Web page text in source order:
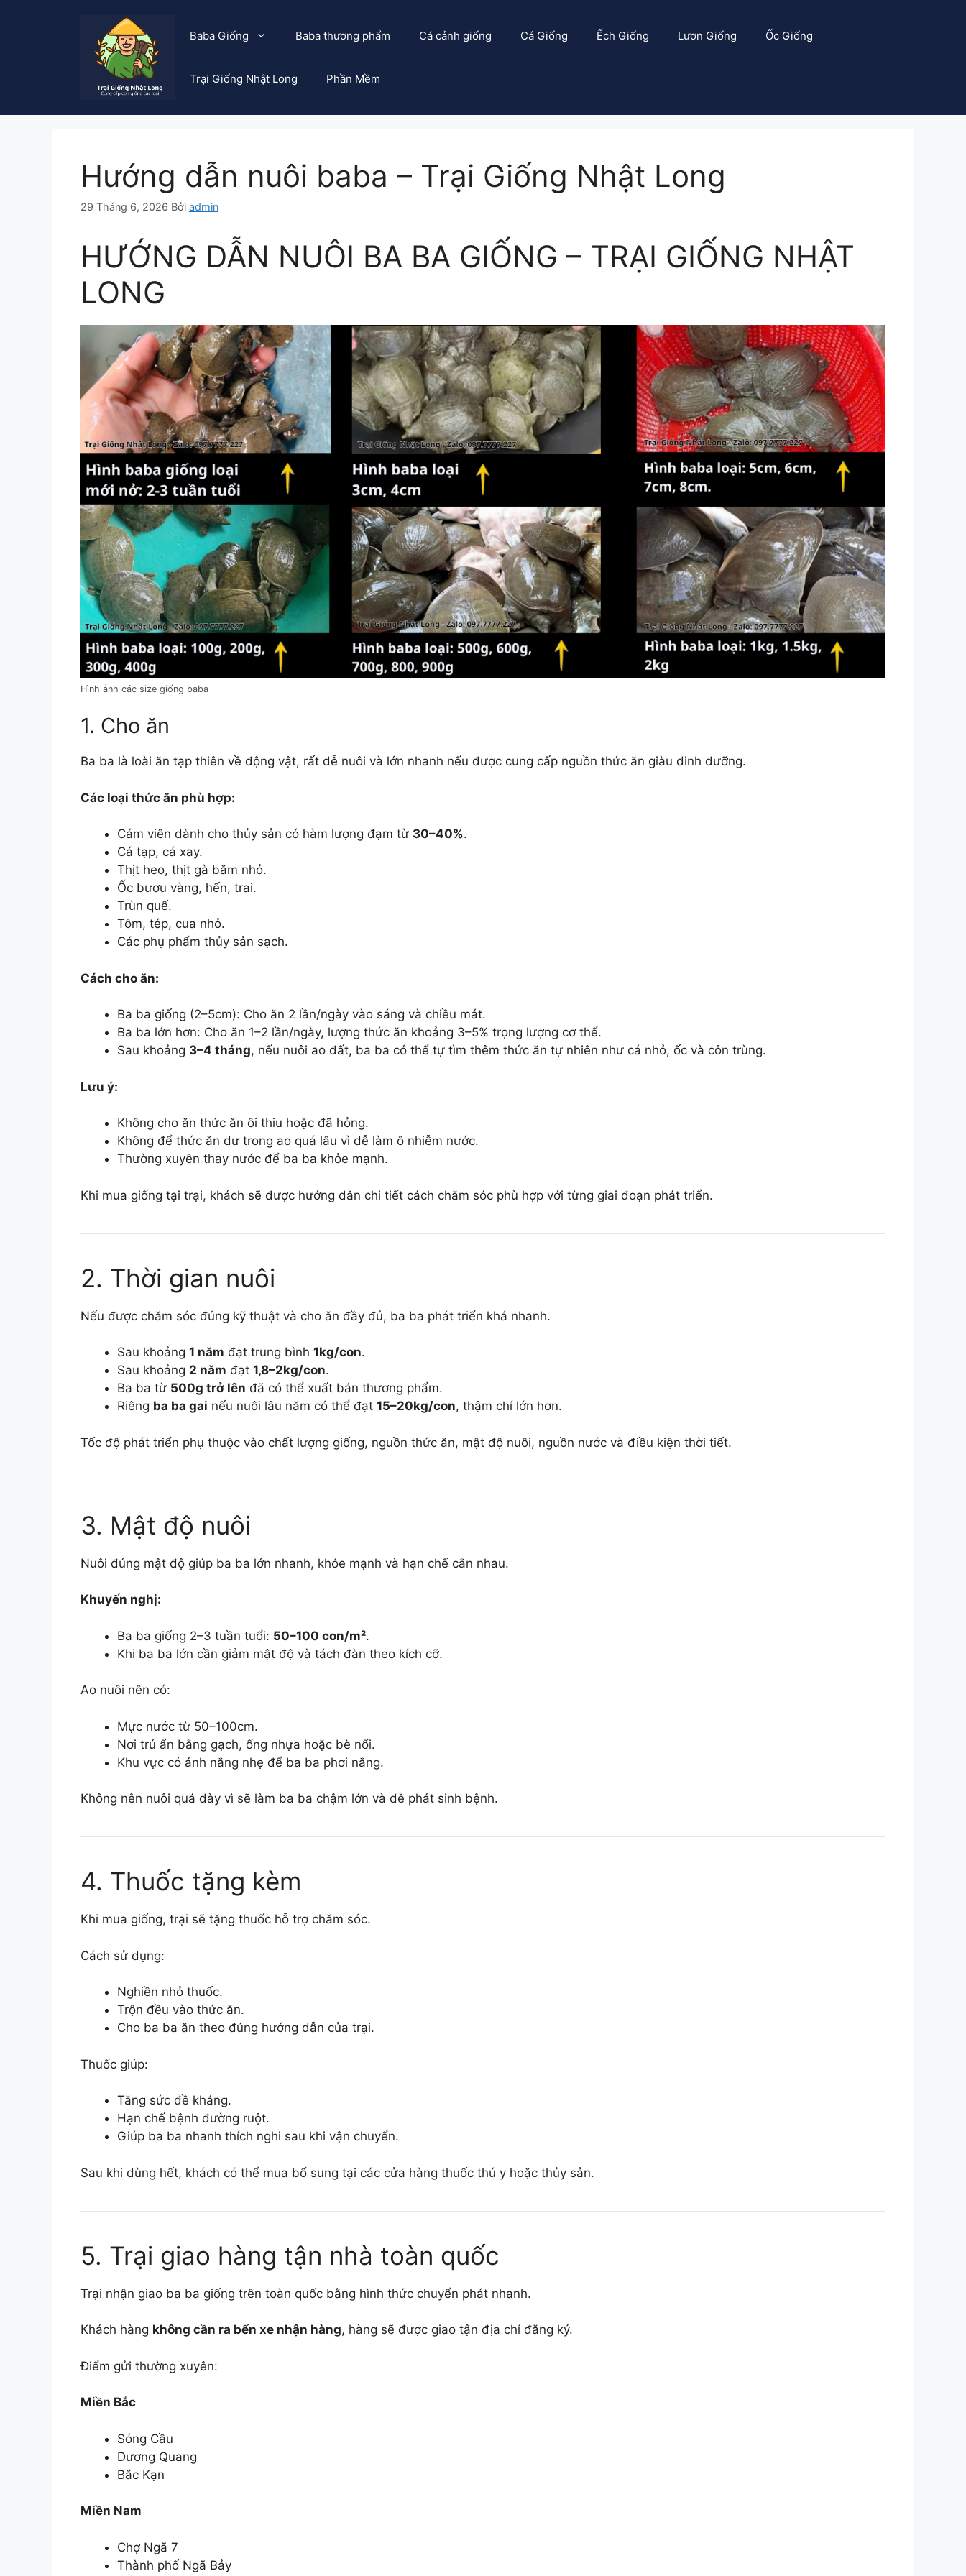
Baba Giống Baba thương phẩm Cá cảnh giống Cá Giống Ếch Giống Lươn Giống Ốc Giống
Trại Giống Nhật Long Phần Mềm
Hướng dẫn nuôi baba – Trại Giống Nhật Long
29 Tháng 6, 2026 Bởi admin
HƯỚNG DẪN NUÔI BA BA GIỐNG – TRẠI GIỐNG NHẬT
LONG
Hình ảnh các size giống baba
1. Cho ăn
Ba ba là loài ăn tạp thiên về động vật, rất dễ nuôi và lớn nhanh nếu được cung cấp nguồn thức ăn giàu dinh dưỡng.
Các loại thức ăn phù hợp:
Cám viên dành cho thủy sản có hàm lượng đạm từ 30–40%.
Cá tạp, cá xay.
Thịt heo, thịt gà băm nhỏ.
Ốc bươu vàng, hến, trai.
Trùn quế.
Tôm, tép, cua nhỏ.
Các phụ phẩm thủy sản sạch.
Cách cho ăn:
Ba ba giống (2–5cm): Cho ăn 2 lần/ngày vào sáng và chiều mát.
Ba ba lớn hơn: Cho ăn 1–2 lần/ngày, lượng thức ăn khoảng 3–5% trọng lượng cơ thể.
Sau khoảng 3–4 tháng, nếu nuôi ao đất, ba ba có thể tự tìm thêm thức ăn tự nhiên như cá nhỏ, ốc và côn trùng.
Lưu ý:
Không cho ăn thức ăn ôi thiu hoặc đã hỏng.
Không để thức ăn dư trong ao quá lâu vì dễ làm ô nhiễm nước.
Thường xuyên thay nước để ba ba khỏe mạnh.
Khi mua giống tại trại, khách sẽ được hướng dẫn chi tiết cách chăm sóc phù hợp với từng giai đoạn phát triển.
2. Thời gian nuôi
Nếu được chăm sóc đúng kỹ thuật và cho ăn đầy đủ, ba ba phát triển khá nhanh.
Sau khoảng 1 năm đạt trung bình 1kg/con.
Sau khoảng 2 năm đạt 1,8–2kg/con.
Ba ba từ 500g trở lên đã có thể xuất bán thương phẩm.
Riêng ba ba gai nếu nuôi lâu năm có thể đạt 15–20kg/con, thậm chí lớn hơn.
Tốc độ phát triển phụ thuộc vào chất lượng giống, nguồn thức ăn, mật độ nuôi, nguồn nước và điều kiện thời tiết.
3. Mật độ nuôi
Nuôi đúng mật độ giúp ba ba lớn nhanh, khỏe mạnh và hạn chế cắn nhau.
Khuyến nghị:
Ba ba giống 2–3 tuần tuổi: 50–100 con/m².
Khi ba ba lớn cần giảm mật độ và tách đàn theo kích cỡ.
Ao nuôi nên có:
Mực nước từ 50–100cm.
Nơi trú ẩn bằng gạch, ống nhựa hoặc bè nổi.
Khu vực có ánh nắng nhẹ để ba ba phơi nắng.
Không nên nuôi quá dày vì sẽ làm ba ba chậm lớn và dễ phát sinh bệnh.
4. Thuốc tặng kèm
Khi mua giống, trại sẽ tặng thuốc hỗ trợ chăm sóc.
Cách sử dụng:
Nghiền nhỏ thuốc.
Trộn đều vào thức ăn.
Cho ba ba ăn theo đúng hướng dẫn của trại.
Thuốc giúp:
Tăng sức đề kháng.
Hạn chế bệnh đường ruột.
Giúp ba ba nhanh thích nghi sau khi vận chuyển.
Sau khi dùng hết, khách có thể mua bổ sung tại các cửa hàng thuốc thú y hoặc thủy sản.
5. Trại giao hàng tận nhà toàn quốc
Trại nhận giao ba ba giống trên toàn quốc bằng hình thức chuyển phát nhanh.
Khách hàng không cần ra bến xe nhận hàng, hàng sẽ được giao tận địa chỉ đăng ký.
Điểm gửi thường xuyên:
Miền Bắc
Sóng Cầu
Dương Quang
Bắc Kạn
Miền Nam
Chợ Ngã 7
Thành phố Ngã Bảy